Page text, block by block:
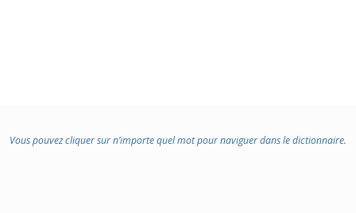
Vous pouvez cliquer sur n’importe quel mot pour naviguer dans le dictionnaire.